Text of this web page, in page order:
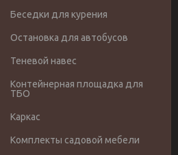
Беседки для курения
Остановка для автобусов
Теневой навес
Контейнерная площадка для
ТБО
Каркас
Комплекты садовой мебели